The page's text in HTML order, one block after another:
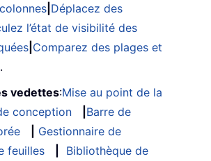
Déplacez des
l’état de visibilité des
Comparez des plages et
vedettes:Mise au point de la
conception
Barre de
Gestionnaire de
feuilles
Bibliothèque de